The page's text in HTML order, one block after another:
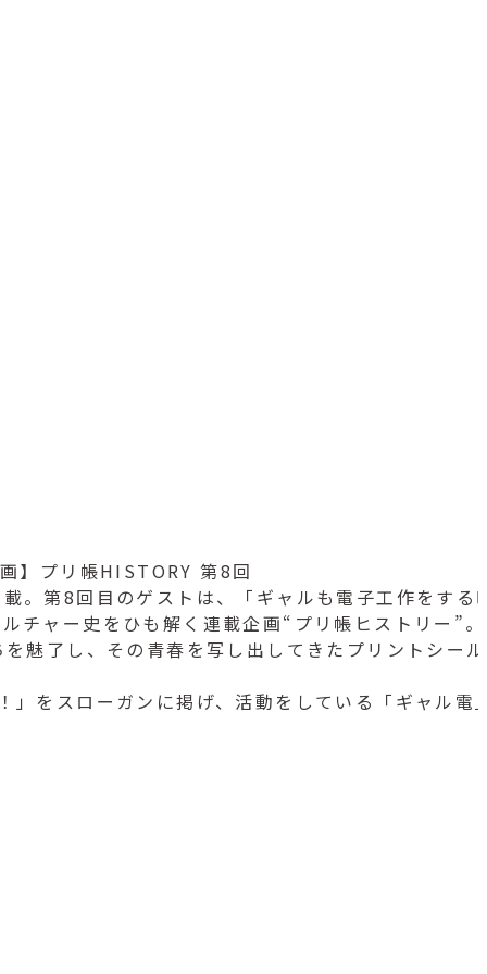
】プリ帳HISTORY 第8回
。第8回目のゲストは、「ギャルも電子工作をす
チャー史をひも解く連載企画“プリ帳ヒストリー”。
魅了し、その青春を写し出してきたプリントシ
をスローガンに掲げ、活動をしている「ギャル